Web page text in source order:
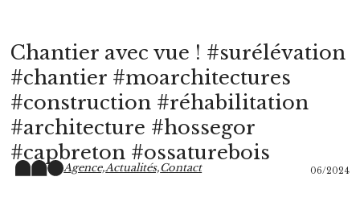
Chantier avec vue ! #surélévation
#chantier #moarchitectures
#construction #réhabilitation
#architecture #hossegor
#capbreton #ossaturebois
06/2024
Agence,Actualités,Contact